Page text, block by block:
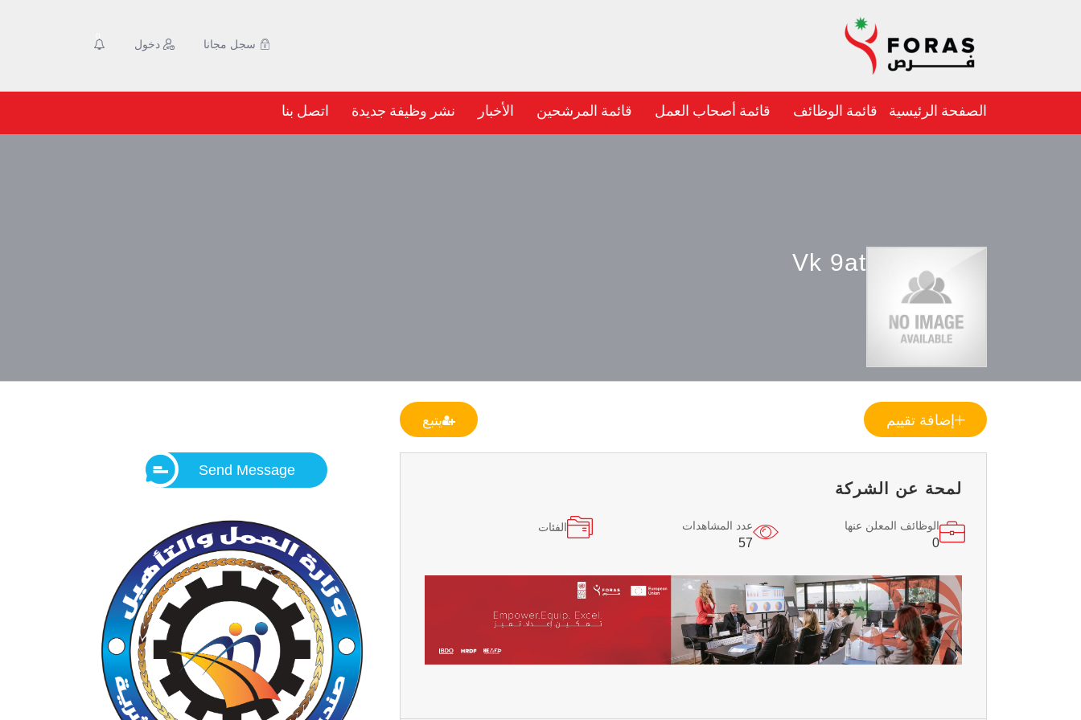
دخول سجل مجانا
الصفحة الرئيسية قائمة الوظائف قائمة أصحاب العمل قائمة المرشحين الأخبار نشر وظيفة جديدة اتصل بنا
Vk 9at
إضافة تقييم يتبع
لمحة عن الشركة
الوظائف المعلن عنها
0
عدد المشاهدات
57
الفئات
Send Message